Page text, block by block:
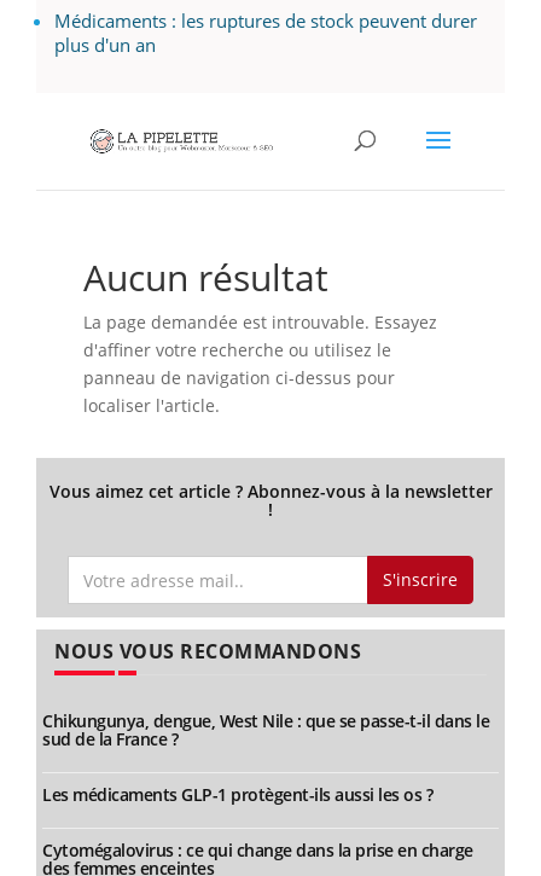
Médicaments : les ruptures de stock peuvent durer
plus d'un an
Vous aimez cet article ? Abonnez-vous à la newsletter
!
S'inscrire
NOUS VOUS RECOMMANDONS
Chikungunya, dengue, West Nile : que se passe-t-il dans le
sud de la France ?
Les médicaments GLP-1 protègent-ils aussi les os ?
Cytomégalovirus : ce qui change dans la prise en charge
des femmes enceintes